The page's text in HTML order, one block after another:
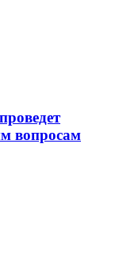
вопросам